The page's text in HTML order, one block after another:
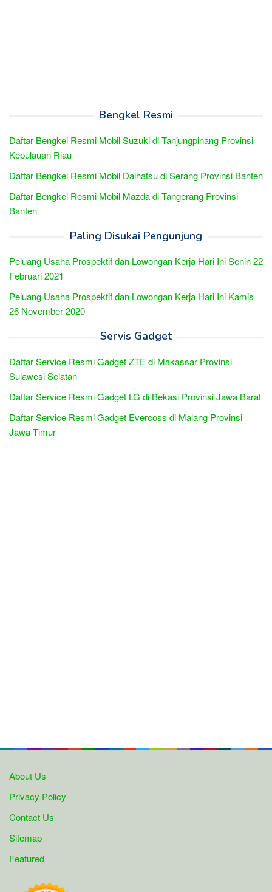
Bengkel Resmi
Daftar Bengkel Resmi Mobil Suzuki di Tanjungpinang Provinsi
Kepulauan Riau
Daftar Bengkel Resmi Mobil Daihatsu di Serang Provinsi Banten
Daftar Bengkel Resmi Mobil Mazda di Tangerang Provinsi
Banten
Paling Disukai Pengunjung
Peluang Usaha Prospektif dan Lowongan Kerja Hari Ini Senin 22
Februari 2021
Peluang Usaha Prospektif dan Lowongan Kerja Hari Ini Kamis
26 November 2020
Servis Gadget
Daftar Service Resmi Gadget ZTE di Makassar Provinsi
Sulawesi Selatan
Daftar Service Resmi Gadget LG di Bekasi Provinsi Jawa Barat
Daftar Service Resmi Gadget Evercoss di Malang Provinsi
Jawa Timur
About Us
Privacy Policy
Contact Us
Sitemap
Featured